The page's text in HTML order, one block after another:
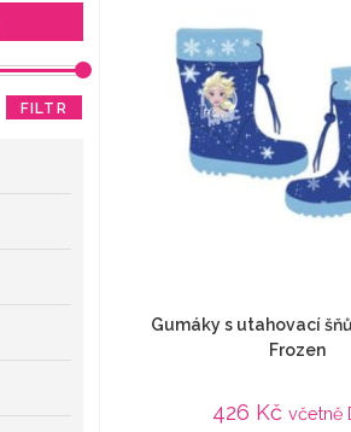
Gumáky s utahovací
Frozen
426 Kč včetně
FILTR